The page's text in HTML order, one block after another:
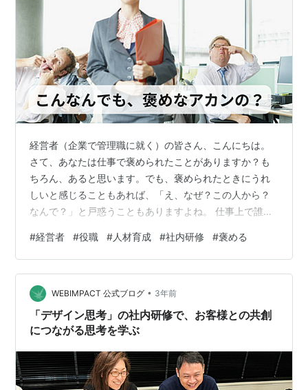
経営者（企業で管理職に就く）の皆さん、こんにちは。
さて、あなたは仕事で褒められたことがありますか？も
ちろん、あると思います。でも、褒められたときにうれ
しいと感じることもあれば、「え、なぜ？この人から？
なんで？」と戸惑うこともありますよね。 仕事上で誰か
人（役職者）の関係性に大きく影響します。 私はかつて
スタッフとの関係が最悪でした。厳しい言葉が飛ばしま
くっていたこともしばしば。だって、忙しいもん！（あ
の時は、ごめんよ。忙しかったからつい厳しくなっちゃ
たんだよぉ。） ある時、役職者とスタッフの双方向の研
修を受ける機会があり、研修の講師からは「ス…
#経営者 #役職 #人材育成 #社内研修 #褒める
WEBIMPACT 公式ブログ • 3年前
「デザイン思考」の社内研修で、お客様との共創
につながる思考を学ぶ